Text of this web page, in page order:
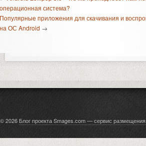
система?
приложения для скачивания и
ОС Android →
© 2026 Блог проекта Smages.com — сервис размещения